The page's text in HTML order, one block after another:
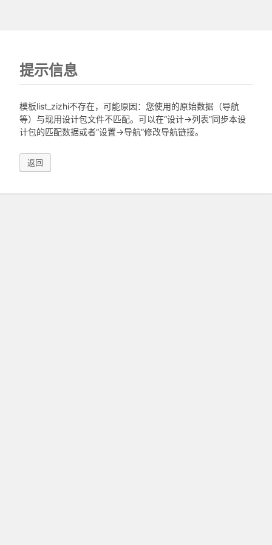
提示信息
模板list_zizhi不存在，可能原因：您使用的原始数据（导航
等）与现用设计包文件不匹配。可以在“设计->列表”同步本设
计包的匹配数据或者“设置->导航”修改导航链接。
返回